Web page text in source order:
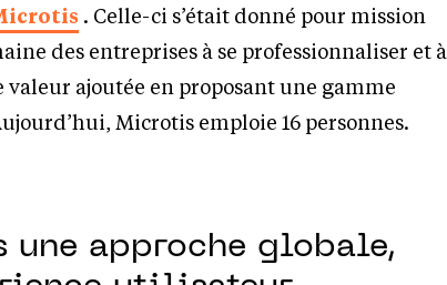
. Celle-ci s’était donné pour mission
des entreprises à se professionnaliser et à
valeur ajoutée en proposant une gamme
Microtis emploie 16 personnes.
une approche globale,